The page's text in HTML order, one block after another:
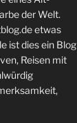
der Welt.
etwas
ist dies ein Blog
Reisen mit